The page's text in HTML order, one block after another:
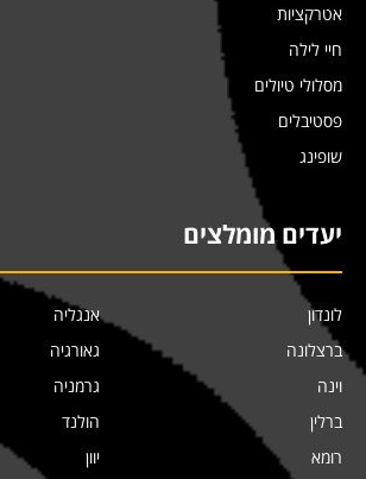
אטרקציות
חיי לילה
מסלולי טיולים
פסטיבלים
שופינג
יעדים מומלצים
לונדון
ברצלונה
וינה
ברלין
רומא
אנגליה
גאורגיה
גרמניה
הולנד
יוון